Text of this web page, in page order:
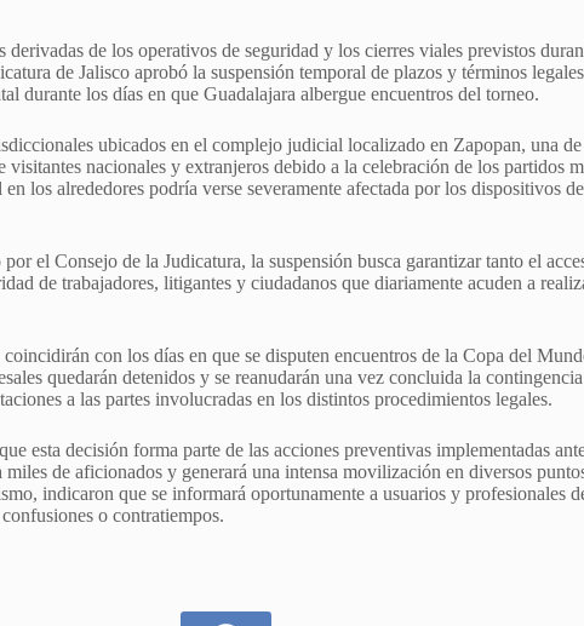
de los operativos de seguridad y los cierres viales previstos
de Jalisco aprobó la suspensión temporal de plazos y términos
durante los días en que Guadalajara albergue encuentros del torneo.
ubicados en el complejo judicial localizado en Zapopan, una de
visitantes nacionales y extranjeros debido a la celebración de los partidos
los alrededores podría verse severamente afectada por los dispositivos
el Consejo de la Judicatura, la suspensión busca garantizar tanto el
de trabajadores, litigantes y ciudadanos que diariamente acuden a
con los días en que se disputen encuentros de la Copa del
quedarán detenidos y se reanudarán una vez concluida la
a las partes involucradas en los distintos procedimientos legales.
esta decisión forma parte de las acciones preventivas implementadas
de aficionados y generará una intensa movilización en diversos
indicaron que se informará oportunamente a usuarios y profesionales
o contratiempos.